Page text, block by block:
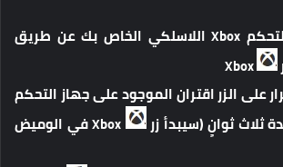
شغّل جهاز التحكم Xbox اللاسلكي الخاص بك عن طريق
على الزر اقتران الموجود على جهاز التحكم
ثلاث ثوانٍ (سيبدأ زر
Xbox في الوميض